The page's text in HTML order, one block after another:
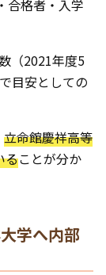
合格者・入学
（2021年度5
目安としての
立命館慶祥高等
ることが分か
学へ内部